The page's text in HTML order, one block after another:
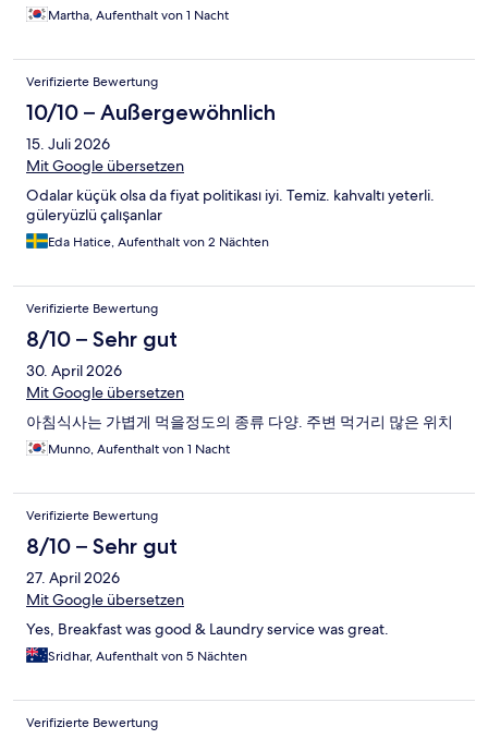
Martha, Aufenthalt von 1 Nacht
Verifizierte Bewertung
10/10 – Außergewöhnlich
15. Juli 2026
Mit Google übersetzen
Odalar küçük olsa da fiyat politikası iyi. Temiz. kahvaltı yeterli.
güleryüzlü çalışanlar
Eda Hatice, Aufenthalt von 2 Nächten
Verifizierte Bewertung
8/10 – Sehr gut
30. April 2026
Mit Google übersetzen
아침식사는 가볍게 먹을정도의 종류 다양. 주변 먹거리 많은 위치
Munno, Aufenthalt von 1 Nacht
Verifizierte Bewertung
8/10 – Sehr gut
27. April 2026
Mit Google übersetzen
Yes, Breakfast was good & Laundry service was great.
Sridhar, Aufenthalt von 5 Nächten
Verifizierte Bewertung